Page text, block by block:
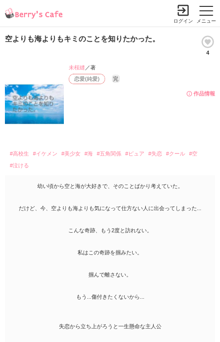
メニュー
ログイン
空よりも海よりもキミのことを知りたかった。
4
作品情報
恋愛(純愛) 完
未桜縫 ／著
#高校生 #イケメン #美少女 #海 #五角関係 #ピュア #失恋 #クール
#空
#泣ける
幼い頃から空と海が大好きで、そのことばかり考えていた。
だけど、今、空よりも海よりも気になって仕方ない人に出会ってしまった...
こんな奇跡、もう2度と訪れない。
私はこの奇跡を掴みたい。
掴んで離さない。
もう...傷付きたくないから...
失恋から立ち上がろうと一生懸命な主人公